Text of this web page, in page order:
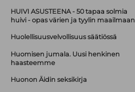
HUIVI ASUSTEENA - 50 tapaa solmia
huivi - opas värien ja tyylin maailmaan
Huolellisuusvelvollisuus säätiössä
Huomisen jumala. Uusi henkinen
haasteemme
Huonon Äidin seksikirja